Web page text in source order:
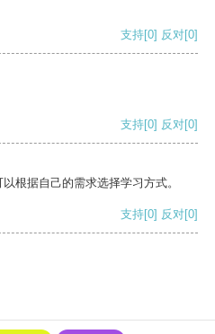
支持[0] 反对[0]
支持[0] 反对[0]
根据自己的需求选择学习方式。
支持[0] 反对[0]